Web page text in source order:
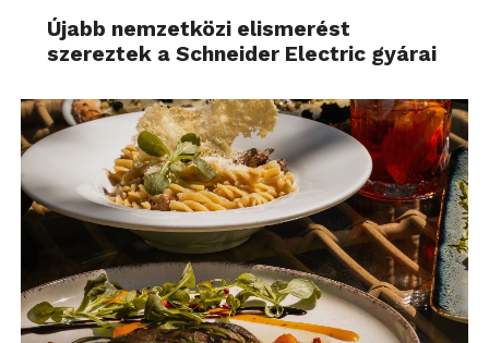
Újabb nemzetközi elismerést
szereztek a Schneider Electric gyárai